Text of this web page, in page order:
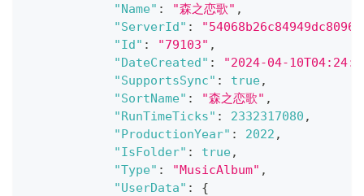
"Name" : "森之恋歌" ,
"ServerId" :
"Id" : "79103" ,
"DateCreated" :
"2024-04-
"SupportsSync" : true,
"SortName" : "森之恋歌" ,
"RunTimeTicks" : 2332317080 ,
"ProductionYear" : 2022 ,
"IsFolder" : true,
"Type" : "MusicAlbum" ,
"UserData" :
{